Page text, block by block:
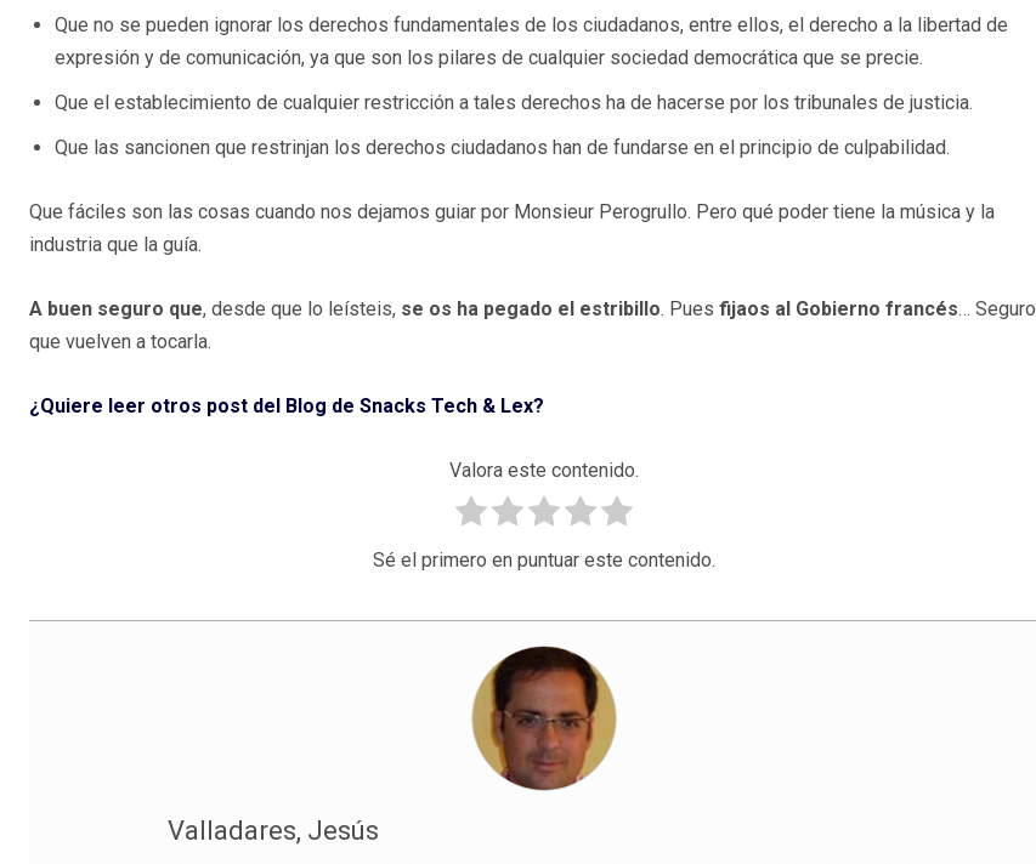
Que no se pueden ignorar los derechos fundamentales de los ciudadanos, entre ellos, el derecho a la libertad de
expresión y de comunicación, ya que son los pilares de cualquier sociedad democrática que se precie.
Que el establecimiento de cualquier restricción a tales derechos ha de hacerse por los tribunales de justicia.
Que las sancionen que restrinjan los derechos ciudadanos han de fundarse en el principio de culpabilidad.
Que fáciles son las cosas cuando nos dejamos guiar por Monsieur Perogrullo. Pero qué poder tiene la música y la
industria que la guía.
A buen seguro que, desde que lo leísteis, se os ha pegado el estribillo. Pues fijaos al Gobierno francés… Seguro
que vuelven a tocarla.
¿Quiere leer otros post del Blog de Snacks Tech & Lex?
Valora este contenido.
Sé el primero en puntuar este contenido.
Valladares, Jesús